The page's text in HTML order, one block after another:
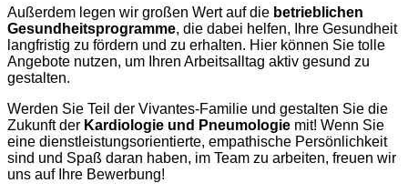
Außerdem legen wir großen Wert auf die betrieblichen
Gesundheitsprogramme, die dabei helfen, Ihre Gesundheit
langfristig zu fördern und zu erhalten. Hier können Sie tolle
Angebote nutzen, um Ihren Arbeitsalltag aktiv gesund zu
gestalten.
Werden Sie Teil der Vivantes-Familie und gestalten Sie die
Zukunft der Kardiologie und Pneumologie mit! Wenn Sie
eine dienstleistungsorientierte, empathische Persönlichkeit
sind und Spaß daran haben, im Team zu arbeiten, freuen wir
uns auf Ihre Bewerbung!